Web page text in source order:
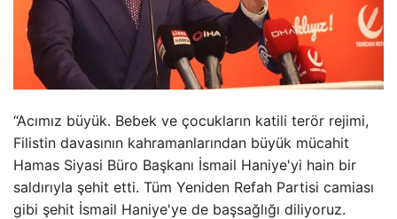
“Acımız büyük. Bebek ve çocukların katili terör rejimi,
Filistin davasının kahramanlarından büyük mücahit
Hamas Siyasi Büro Başkanı İsmail Haniye'yi hain bir
saldırıyla şehit etti. Tüm Yeniden Refah Partisi camiası
gibi şehit İsmail Haniye'ye de başsağlığı diliyoruz.